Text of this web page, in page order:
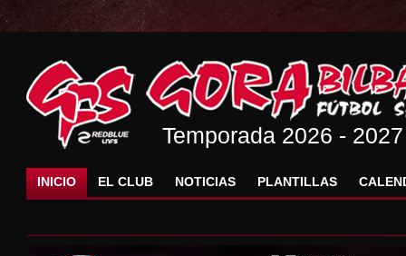
Temporada 2026 - 2027
INICIO EL CLUB NOTICIAS PLANTILLAS